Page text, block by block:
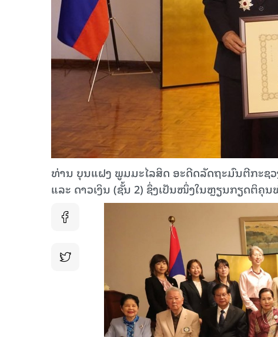
ທ່ານ ບຸນແຝງ ພູມມະໄລສິດ ອະດີດລັດຖະມົນຕີກະຊ
ແລະ ດາວເງິນ (ຊັ້ນ 2) ຊຶ່ງເປັນໜຶ່ງໃນຫຼຽນກຽດຕິຄຸ